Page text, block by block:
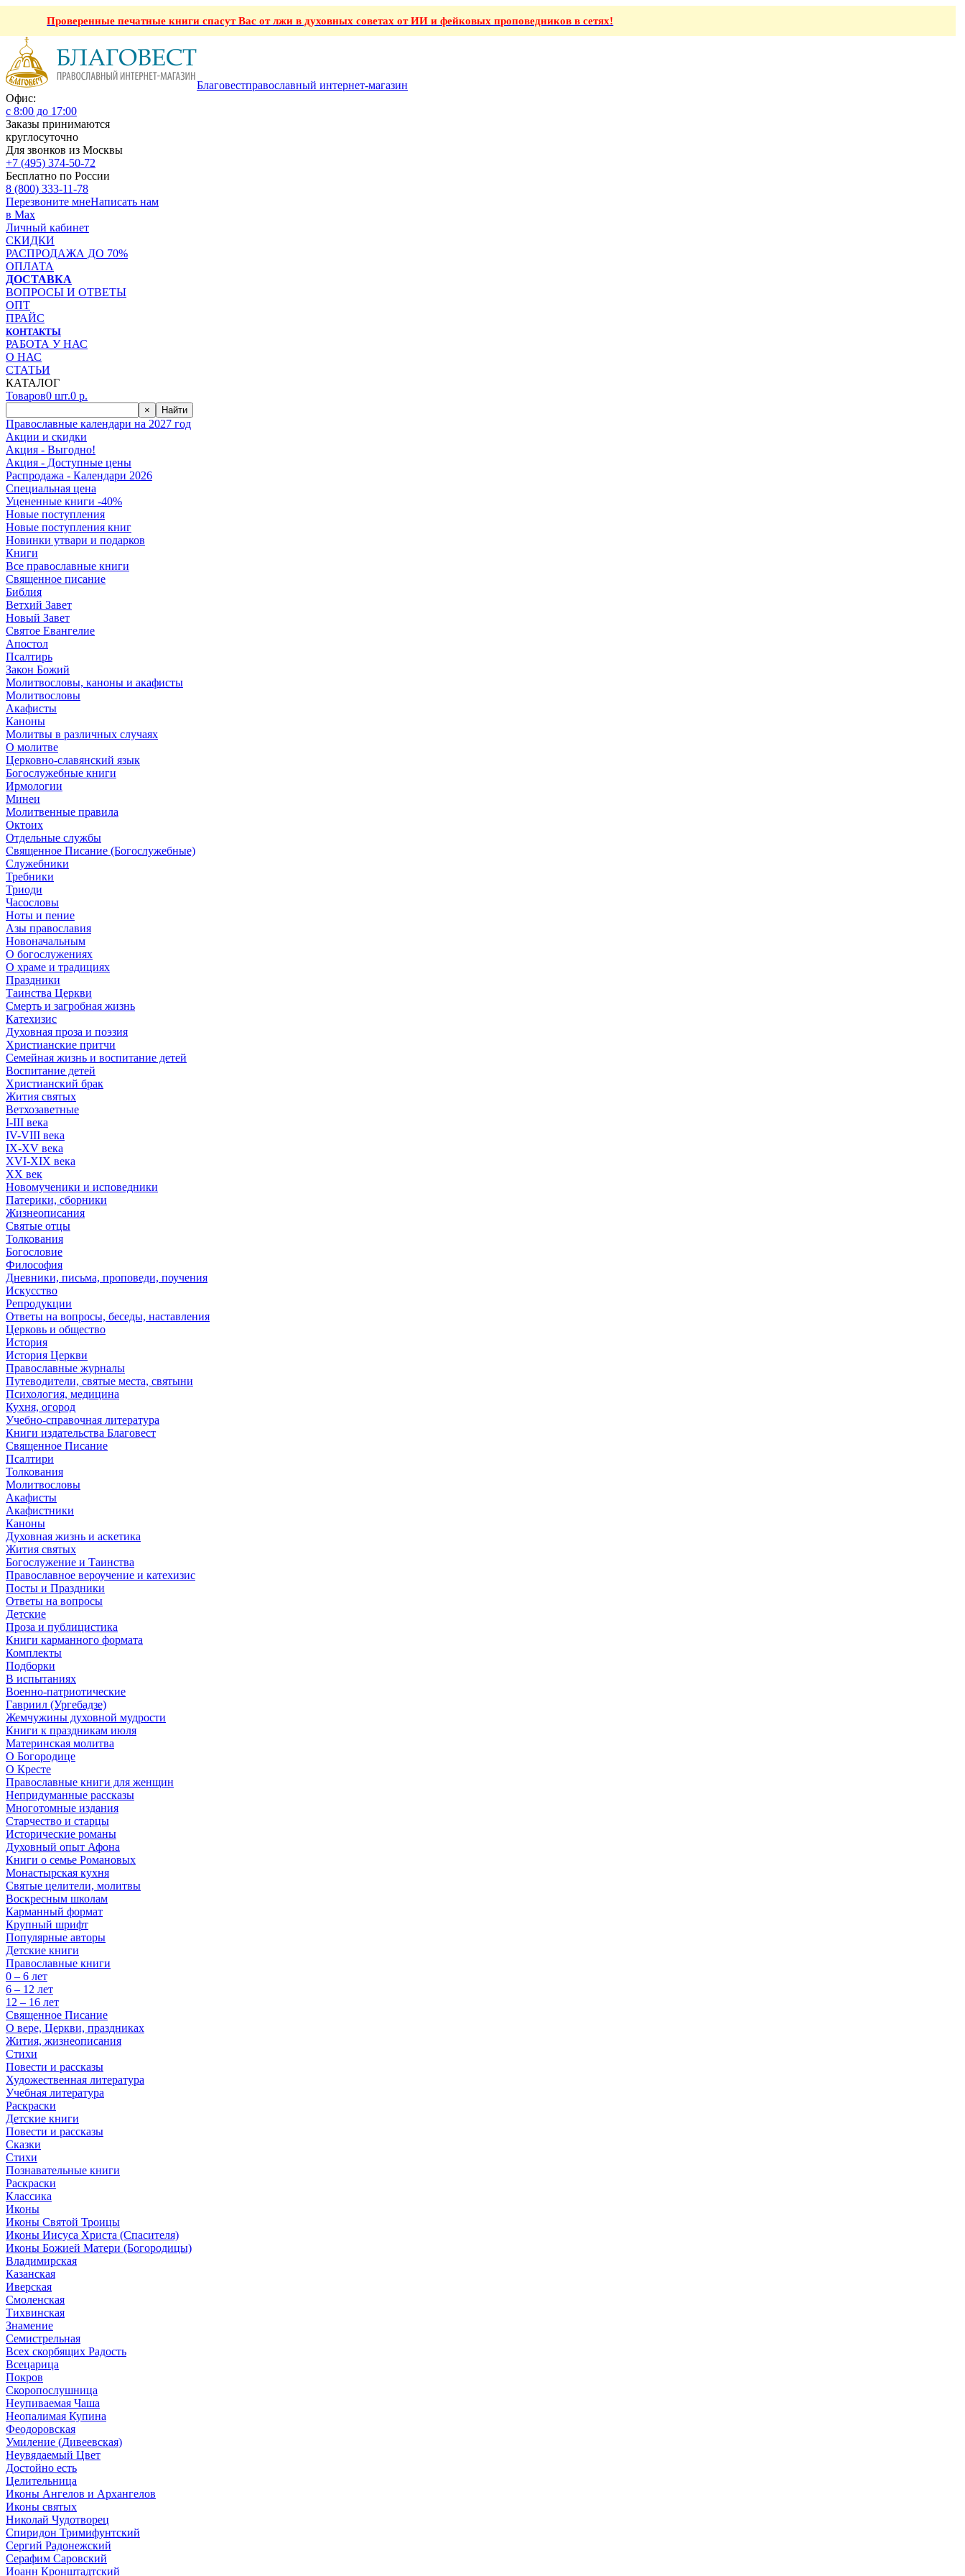
Проверенные печатные книги спасут Вас от лжи в духовных советах от ИИ и фейковых проповедников в сетях!
Благовестправославный интернет-магазин
Офис:
с 8:00 до 17:00
Заказы принимаются
круглосуточно
Для звонков из Москвы
+7 (495) 374-50-72
Бесплатно по России
8 (800) 333-11-78
Перезвоните мнеНаписать нам
в Max
Личный кабинет
СКИДКИ
РАСПРОДАЖА ДО 70%
ОПЛАТА
ДОСТАВКА
ВОПРОСЫ И ОТВЕТЫ
ОПТ
ПРАЙС
КОНТАКТЫ
РАБОТА У НАС
О НАС
СТАТЬИ
КАТАЛОГ
Товаров0 шт.0 р.
× Найти
Православные календари на 2027 год
Акции и скидки
Акция - Выгодно!
Акция - Доступные цены
Распродажа - Календари 2026
Специальная цена
Уцененные книги -40%
Новые поступления
Новые поступления книг
Новинки утвари и подарков
Книги
Все православные книги
Священное писание
Библия
Ветхий Завет
Новый Завет
Святое Евангелие
Апостол
Псалтирь
Закон Божий
Молитвословы, каноны и акафисты
Молитвословы
Акафисты
Каноны
Молитвы в различных случаях
О молитве
Церковно-славянский язык
Богослужебные книги
Ирмологии
Минеи
Молитвенные правила
Октоих
Отдельные службы
Священное Писание (Богослужебные)
Служебники
Требники
Триоди
Часословы
Ноты и пение
Азы православия
Новоначальным
О богослужениях
О храме и традициях
Праздники
Таинства Церкви
Смерть и загробная жизнь
Катехизис
Духовная проза и поэзия
Христианские притчи
Семейная жизнь и воспитание детей
Воспитание детей
Христианский брак
Жития святых
Ветхозаветные
I-III века
IV-VIII века
IX-XV века
XVI-XIX века
XX век
Новомученики и исповедники
Патерики, сборники
Жизнеописания
Святые отцы
Толкования
Богословие
Философия
Дневники, письма, проповеди, поучения
Искусство
Репродукции
Ответы на вопросы, беседы, наставления
Церковь и общество
История
История Церкви
Православные журналы
Путеводители, святые места, святыни
Психология, медицина
Кухня, огород
Учебно-справочная литература
Книги издательства Благовест
Священное Писание
Псалтири
Толкования
Молитвословы
Акафисты
Акафистники
Каноны
Духовная жизнь и аскетика
Жития святых
Богослужение и Таинства
Православное вероучение и катехизис
Посты и Праздники
Ответы на вопросы
Детские
Проза и публицистика
Книги карманного формата
Комплекты
Подборки
В испытаниях
Военно-патриотические
Гавриил (Ургебадзе)
Жемчужины духовной мудрости
Книги к праздникам июля
Материнская молитва
О Богородице
О Кресте
Православные книги для женщин
Непридуманные рассказы
Многотомные издания
Старчество и старцы
Исторические романы
Духовный опыт Афона
Книги о семье Романовых
Монастырская кухня
Святые целители, молитвы
Воскресным школам
Карманный формат
Крупный шрифт
Популярные авторы
Детские книги
Православные книги
0 – 6 лет
6 – 12 лет
12 – 16 лет
Священное Писание
О вере, Церкви, праздниках
Жития, жизнеописания
Стихи
Повести и рассказы
Художественная литература
Учебная литература
Раскраски
Детские книги
Повести и рассказы
Сказки
Стихи
Познавательные книги
Раскраски
Классика
Иконы
Иконы Святой Троицы
Иконы Иисуса Христа (Спасителя)
Иконы Божией Матери (Богородицы)
Владимирская
Казанская
Иверская
Смоленская
Тихвинская
Знамение
Семистрельная
Всех скорбящих Радость
Всецарица
Покров
Скоропослушница
Неупиваемая Чаша
Неопалимая Купина
Феодоровская
Умиление (Дивеевская)
Неувядаемый Цвет
Достойно есть
Целительница
Иконы Ангелов и Архангелов
Иконы святых
Николай Чудотворец
Спиридон Тримифунтский
Сергий Радонежский
Серафим Саровский
Иоанн Кронштадтский